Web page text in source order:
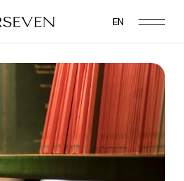
EN